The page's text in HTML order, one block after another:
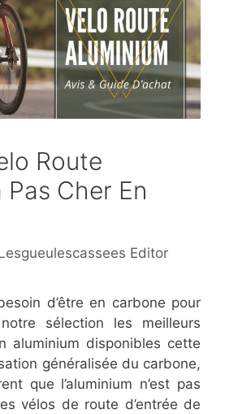
Route
Cher En
Editor
d’être en carbone pour
sélection les meilleurs
aluminium disponibles cette
généralisée du carbone,
que l’aluminium n’est pas
vélos de route d’entrée de